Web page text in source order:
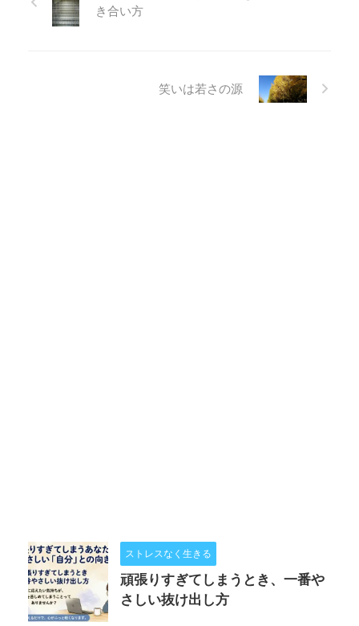
き合い方
笑いは若さの源
ストレスなく生きる
頑張りすぎてしまうとき、一番や
さしい抜け出し方